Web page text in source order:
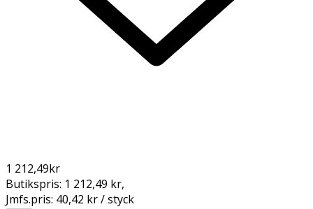
1 212,49kr
Butikspris: 1 212,49 kr,
Jmfs.pris: 40,42 kr / styck